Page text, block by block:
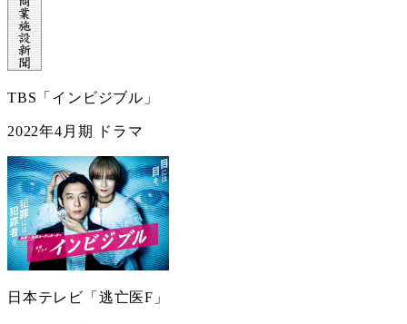
TBS「インビジブル」
2022年4月期 ドラマ
日本テレビ「逃亡医F」